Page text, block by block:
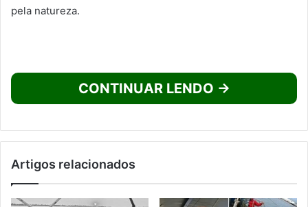
pela natureza.
CONTINUAR LENDO →
Artigos relacionados